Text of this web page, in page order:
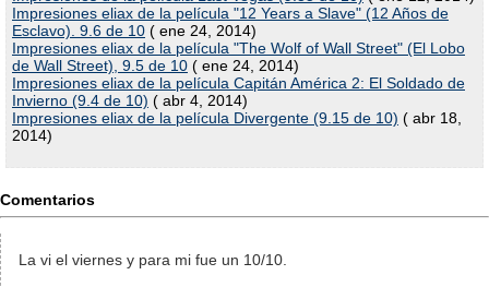
Impresiones eliax de la película "12 Years a Slave" (12 Años de
Esclavo). 9.6 de 10 ( ene 24, 2014)
Impresiones eliax de la película "The Wolf of Wall Street" (El Lobo
de Wall Street), 9.5 de 10 ( ene 24, 2014)
Impresiones eliax de la película Capitán América 2: El Soldado de
Invierno (9.4 de 10) ( abr 4, 2014)
Impresiones eliax de la película Divergente (9.15 de 10) ( abr 18,
2014)
Comentarios
La vi el viernes y para mi fue un 10/10.